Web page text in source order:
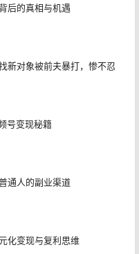
后的真相与机遇
新对象被前夫暴打，惨不忍
号变现秘籍
通人的副业渠道
化变现与复利思维